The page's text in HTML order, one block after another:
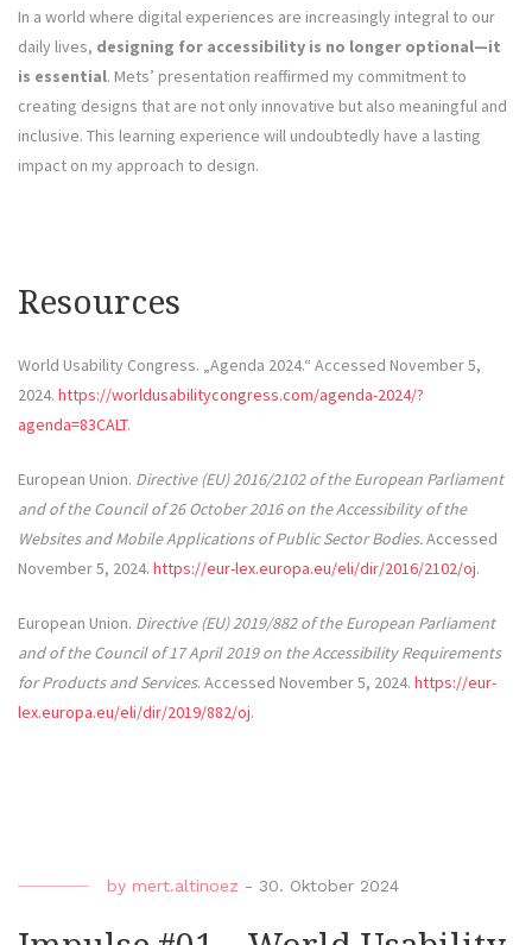
In a world where digital experiences are increasingly integral to our
daily lives, designing for accessibility is no longer optional—it
is essential. Mets’ presentation reaffirmed my commitment to
creating designs that are not only innovative but also meaningful and
inclusive. This learning experience will undoubtedly have a lasting
impact on my approach to design.
Resources
World Usability Congress. „Agenda 2024.“ Accessed November 5,
2024. https://worldusabilitycongress.com/agenda-2024/?
agenda=83CALT.
European Union. Directive (EU) 2016/2102 of the European Parliament
and of the Council of 26 October 2016 on the Accessibility of the
Websites and Mobile Applications of Public Sector Bodies.Accessed
November 5, 2024. https://eur-lex.europa.eu/eli/dir/2016/2102/oj.
European Union. Directive (EU) 2019/882 of the European Parliament
and of the Council of 17 April 2019 on the Accessibility Requirements
for Products and Services. Accessed November 5, 2024. https://eur-
lex.europa.eu/eli/dir/2019/882/oj.
by mert.altinoez - 30. Oktober 2024